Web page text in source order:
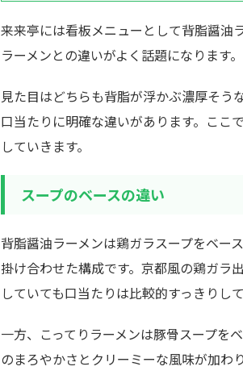
来来亭には看板メニューとして背脂醤油
ラーメンとの違いがよく話題になります。
見た目はどちらも背脂が浮かぶ濃厚そう
口当たりに明確な違いがあります。ここ
していきます。
スープのベースの違い
背脂醤油ラーメンは鶏ガラスープをベー
掛け合わせた構成です。京都風の鶏ガラ
していても口当たりは比較的すっきりして
一方、こってりラーメンは豚骨スープを
のまろやかさとクリーミーな風味が加わ